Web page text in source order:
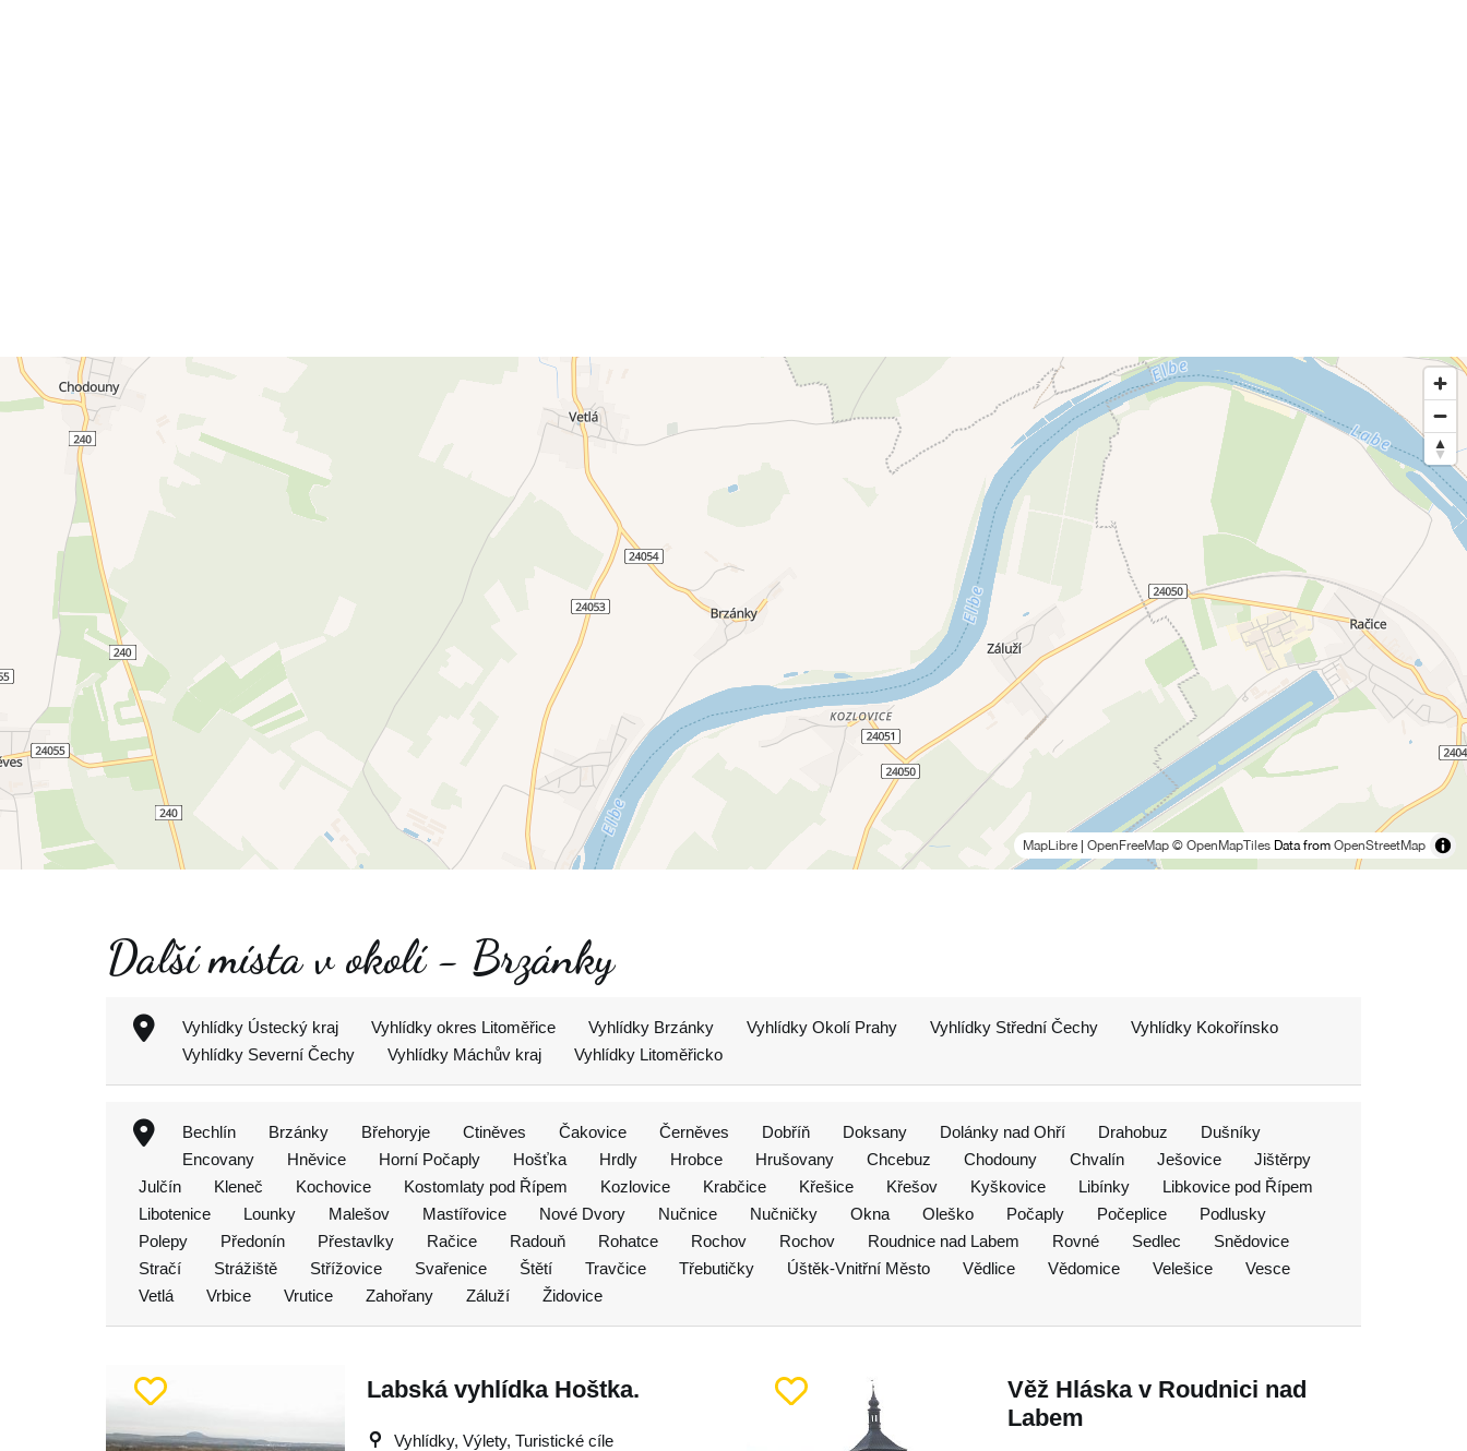
MapLibre OpenFreeMap © OpenMapTiles Data from OpenStreetMap
Další místa v okolí - Brzánky
Vyhlídky Ústecký kraj Vyhlídky okres Litoměřice Vyhlídky Brzánky Vyhlídky Okolí Prahy Vyhlídky Střední Čechy
Vyhlídky Kokořínsko
Vyhlídky Severní Čechy
Vyhlídky Máchův kraj Vyhlídky Litoměřicko
Bechlín Brzánky Břehoryje Ctiněves Čakovice Černěves Dobříň Doksany Dolánky nad Ohří Drahobuz
Dušníky
Encovany
Hněvice Horní Počaply Hošťka Hrdly Hrobce Hrušovany Chcebuz Chodouny Chvalín Ješovice
Jištěrpy
Julčín
Kleneč Kochovice Kostomlaty pod Řípem Kozlovice Krabčice Křešice Křešov Kyškovice Libínky
Libkovice pod Řípem
Libotenice
Lounky Malešov Mastířovice Nové Dvory Nučnice Nučničky Okna Oleško Počaply Počeplice
Podlusky
Polepy
Předonín Přestavlky Račice Radouň Rohatce Rochov Rochov Roudnice nad Labem Rovné Sedlec
Snědovice
Stračí
Strážiště Střížovice Svařenice Štětí Travčice Třebutičky Úštěk-Vnitřní Město Vědlice Vědomice Velešice
Vesce
Vetlá
Vrbice Vrutice Zahořany Záluží Židovice
Labská vyhlídka Hoštka.
Vyhlídky, Výlety, Turistické cíle
Věž Hláska v Roudnici nad
Labem